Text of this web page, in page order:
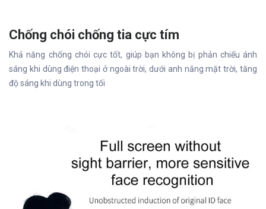
Chống chói chống tia cực tím
Khả năng chống chói cực tốt, giúp bạn không bị phản chiếu ánh
sáng khi dùng điện thoại ở ngoài trời, dưới anh nắng mặt trời, tăng
độ sáng khi dùng trong tối